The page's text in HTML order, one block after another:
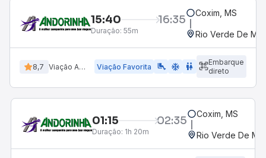
15:40 16:35
Duração: 55m
Coxim, MS
Rio Verde De
8,7 Viação Andorinha Viação Favorita airline_seat_legroom_extra ac_unit wc
Embarque
direto
01:15 02:35
Duração: 1h 20m
Coxim, MS
Rio Verde De